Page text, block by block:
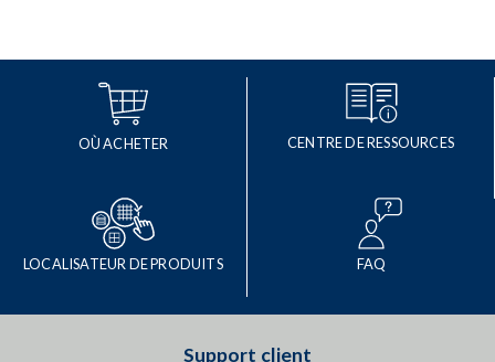
OÙ ACHETER CENTRE DE RESSOURCES
LOCALISATEUR DE PRODUITS FAQ
Support client